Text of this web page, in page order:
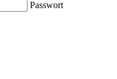
Passwort